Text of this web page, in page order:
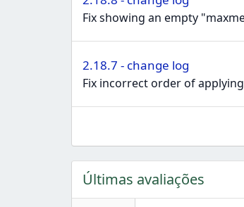
Fix showing an empty
2.18.7 - change log
Fix incorrect order of
Últimas avaliações